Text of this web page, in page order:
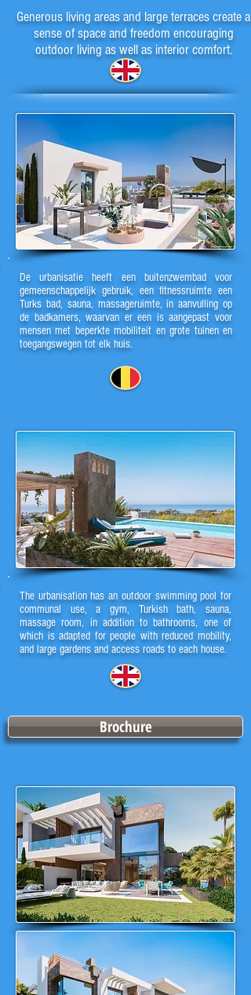
Generous living areas and large terraces create a
sense of space and freedom encouraging
outdoor living as well as interior comfort.
De urbanisatie heeft een buitenzwembad voor
gemeenschappelijk gebruik, een fitnessruimte een
Turks bad, sauna, massageruimte, in aanvulling op
de badkamers, waarvan er een is aangepast voor
mensen met beperkte mobiliteit en grote tuinen en
toegangswegen tot elk huis.
The urbanisation has an outdoor swimming pool for
communal use, a gym, Turkish bath, sauna,
massage room, in addition to bathrooms, one of
which is adapted for people with reduced mobility,
and large gardens and access roads to each house.
Brochure